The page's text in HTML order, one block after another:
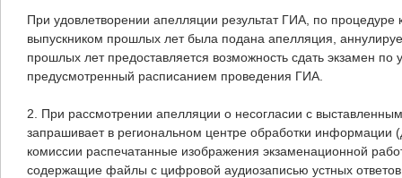
При удовлетворении апелляции результат ГИА, по
выпускником прошлых лет была подана апелляция,
прошлых лет предоставляется возможность сдать экзамен
предусмотренный расписанием проведения ГИА.
2. При рассмотрении апелляции о несогласии с
запрашивает в региональном центре обработки
комиссии распечатанные изображения экзаменационной
содержащие файлы с цифровой аудиозаписью устных